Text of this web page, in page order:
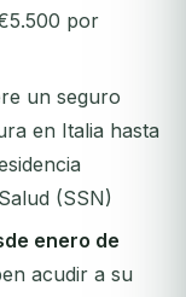
por
un seguro
en Italia hasta
(SSN)
enero de
acudir a su